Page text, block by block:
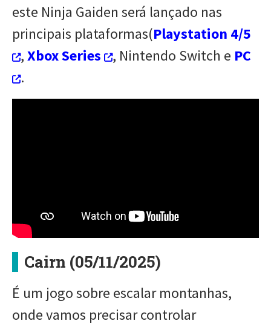
este Ninja Gaiden será lançado nas
principais plataformas(Playstation 4/5
,Xbox Series , Nintendo Switch e PC
.
Cairn (05/11/2025)
É um jogo sobre escalar montanhas,
onde vamos precisar controlar